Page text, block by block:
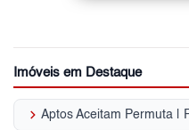
Imóveis em Destaque
keyboard_arrow_right Aptos Aceitam Permuta |